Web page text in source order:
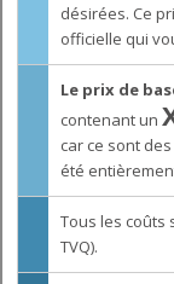
désirées. Ce
officielle qui
Le prix de
contenant un
car ce sont
été
Tous les coûts
TVQ).